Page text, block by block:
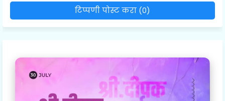
टिप्पणी पोस्ट करा (0)